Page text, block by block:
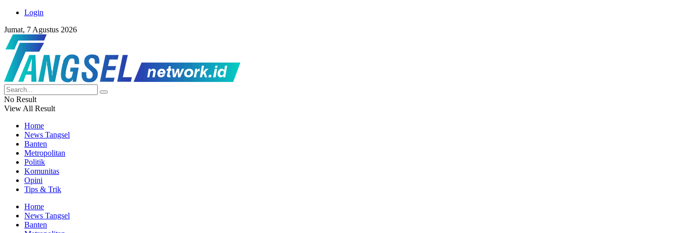
Login
Jumat, 7 Agustus 2026
No Result
View All Result
Home
News Tangsel
Banten
Metropolitan
Politik
Komunitas
Opini
Tips & Trik
Home
News Tangsel
Banten